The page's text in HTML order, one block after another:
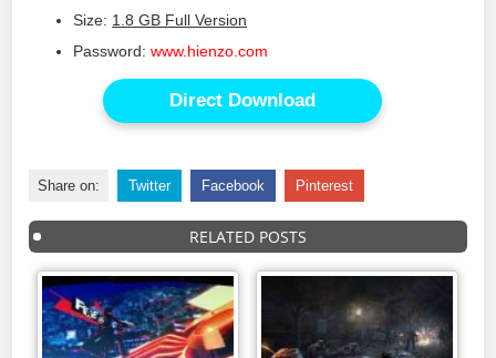
Size: 1.8 GB Full Version
Password:www.hienzo.com
Direct Download
Share on: Twitter Facebook Pinterest
RELATED POSTS